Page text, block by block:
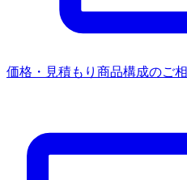
価格・見積もり 商品構成のご